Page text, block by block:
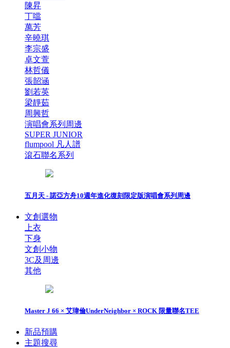
陳昇
丁噹
萬芳
辛曉琪
李宗盛
卓文萱
林哲儀
張韶涵
劉若英
梁靜茹
周興哲
演唱會系列周邊
SUPER JUNIOR
flumpool 凡人譜
滾石聯名系列
五月天 - 諾亞方舟10週年進化復刻限定版演唱會系列周邊
文創選物
上衣
下身
文創小物
3C及周邊
其他
Master J 66 × 艾瑋倫UnderNeighbor × ROCK 限量聯名TEE
新品預購
主題搜尋